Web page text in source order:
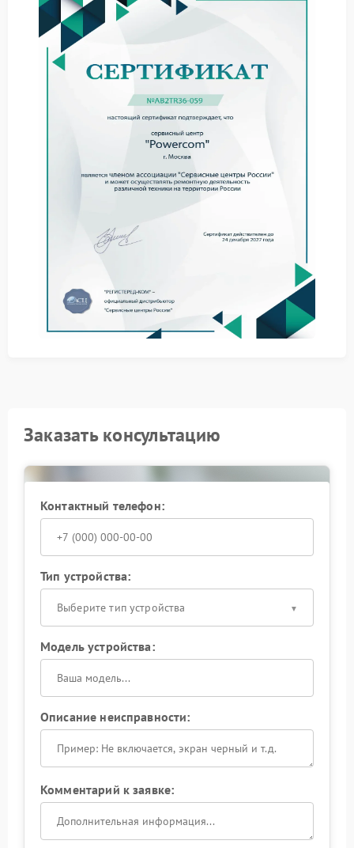
слышен щелчок реле перед отключением.
Такие признаки указывают на внутренние
неполадки и становятся поводом обратиться в
сервис Powercom.
Возможные причины и советы
Причиной может быть износ аккумуляторов,
перегрузка по мощности или неисправность
электронных компонентов. Даже при небольшой
нагрузке система способна реагировать
Подключайте устройства поочередно.
Исключите использование поврежденных кабелей.
Когда перечисленные меры не меняют ситуацию,
требуется ремонт Powercom с диагностикой
внутренних элементов.
Ремонт в сервисном центре
подход возвращает стабильность работы и
При первых признаках самопроизвольного
это сохранит надежность оборудования и позволит
эксплуатировать его без риска для подключенной
техники.
Заказать консультацию
Контактный телефон:
Тип устройства:
Выберите тип устройства
Модель устройства:
Описание неисправности:
Комментарий к заявке: